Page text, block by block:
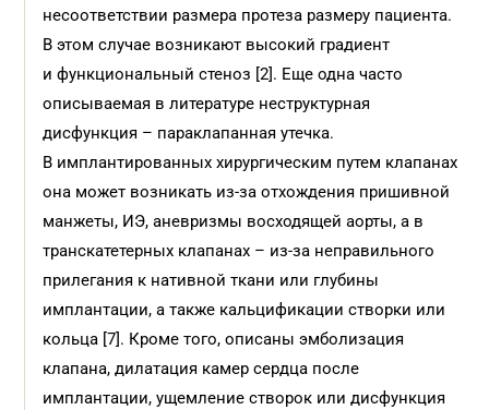
несоответствии размера протеза размеру пациента.
В этом случае возникают высокий градиент
и функциональный стеноз [2]. Еще одна часто
описываемая в литературе неструктурная
дисфункция – параклапанная утечка.
В имплантированных хирургическим путем клапанах
она может возникать из-за отхождения пришивной
манжеты, ИЭ, аневризмы восходящей аорты, а в
транскатетерных клапанах – из-за неправильного
прилегания к нативной ткани или глубины
имплантации, а также кальцификации створки или
кольца [7]. Кроме того, описаны эмболизация
клапана, дилатация камер сердца после
имплантации, ущемление створок или дисфункция